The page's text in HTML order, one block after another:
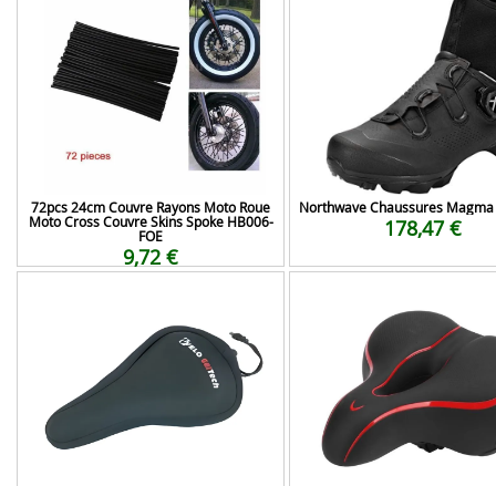
72pcs 24cm Couvre Rayons Moto Roue
Moto Cross Couvre Skins Spoke HB006-
FOE
9,72 €
Northwave Chaussures Magma
178,47 €